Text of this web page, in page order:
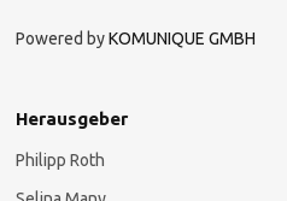
Powered byKOMUNIQUE GMBH
Herausgeber
Philipp Roth